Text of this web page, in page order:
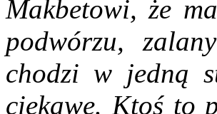
Makbetowi, że
podwórzu,
chodzi w jedną
ciekawe. Ktoś to